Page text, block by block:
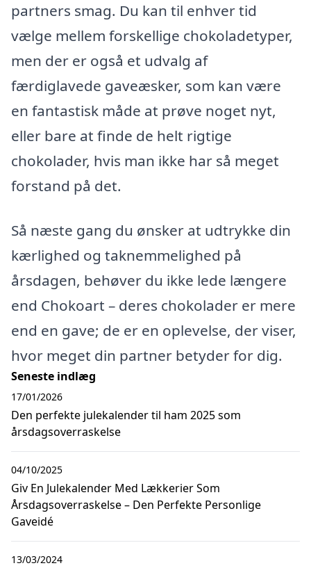
partners smag. Du kan til enhver tid
vælge mellem forskellige chokoladetyper,
men der er også et udvalg af
færdiglavede gaveæsker, som kan være
en fantastisk måde at prøve noget nyt,
eller bare at finde de helt rigtige
chokolader, hvis man ikke har så meget
forstand på det.
Så næste gang du ønsker at udtrykke din
kærlighed og taknemmelighed på
årsdagen, behøver du ikke lede længere
end Chokoart – deres chokolader er mere
end en gave; de er en oplevelse, der viser,
hvor meget din partner betyder for dig.
Seneste indlæg
Den perfekte julekalender til ham 2025 som
årsdagsoverraskelse
17/01/2026
Giv En Julekalender Med Lækkerier Som
Årsdagsoverraskelse – Den Perfekte Personlige
Gaveidé
04/10/2025
13/03/2024